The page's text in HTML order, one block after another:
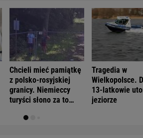
Chcieli mieć pamiątkę
z polsko-rosyjskiej
granicy. Niemieccy
turyści słono za to
Tragedia w
Wielkopolsce.
13-latkowie
jeziorze